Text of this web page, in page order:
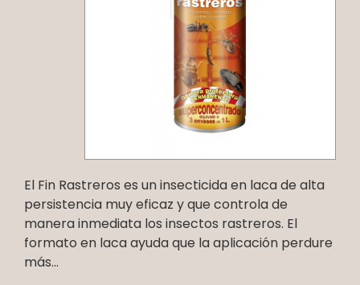
El Fin Rastreros es un insecticida en laca de alta
persistencia muy eficaz y que controla de
manera inmediata los insectos rastreros. El
formato en laca ayuda que la aplicación perdure
más...